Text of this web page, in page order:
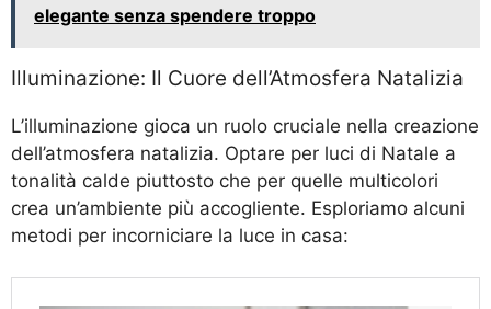
elegante senza spendere troppo
Illuminazione: Il Cuore dell’Atmosfera Natalizia
L’illuminazione gioca un ruolo cruciale nella creazione
dell’atmosfera natalizia. Optare per luci di Natale a
tonalità calde piuttosto che per quelle multicolori
crea un’ambiente più accogliente. Esploriamo alcuni
metodi per incorniciare la luce in casa: